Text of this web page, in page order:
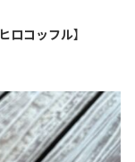
ヒロコッフル】